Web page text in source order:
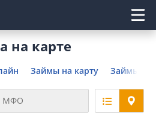
на карте
Займы на карту Займы